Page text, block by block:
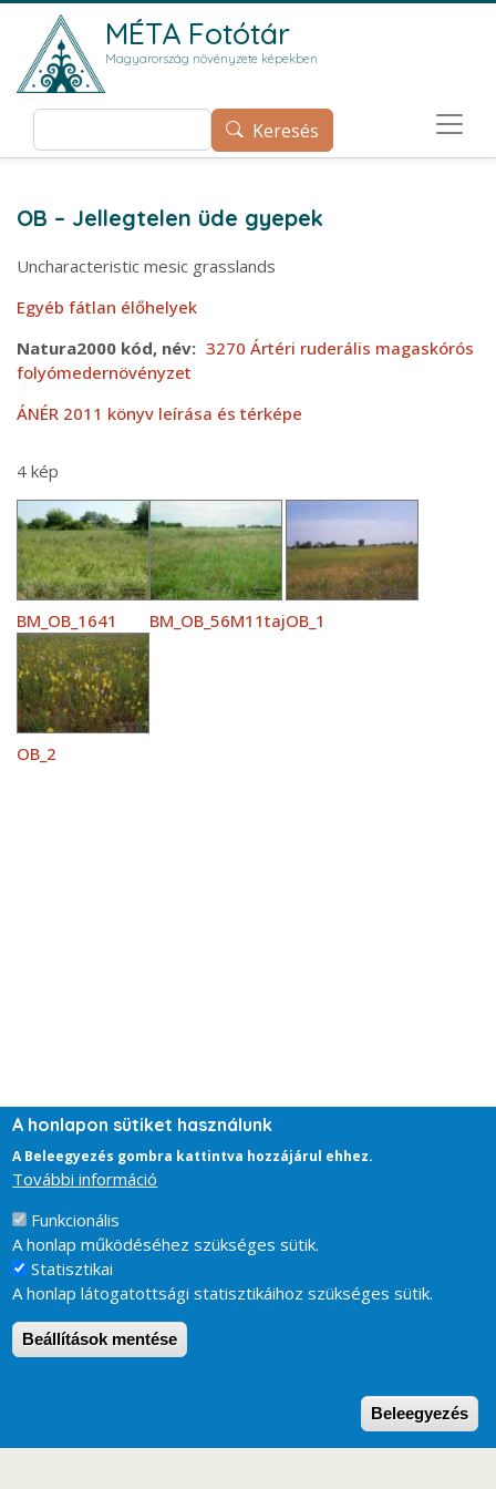
Ugrás a tartalomra
MÉTA Fotótár
Magyarország növényzete képekben
Keresés Keresés
OB – Jellegtelen üde gyepek
Uncharacteristic mesic grasslands
Egyéb fátlan élőhelyek
Natura2000 kód, név
3270 Ártéri ruderális magaskórós
folyómedernövényzet
ÁNÉR 2011 könyv leírása és térképe
4 kép
BM_OB_1641 BM_OB_56M11tajOB_1
OB_2
A honlapon sütiket használunk
A Beleegyezés gombra kattintva hozzájárul ehhez.
További információ
Funkcionális
A honlap működéséhez szükséges sütik.
Statisztikai
A honlap látogatottsági statisztikáihoz szükséges sütik.
Beállítások mentése
Beleegyezés